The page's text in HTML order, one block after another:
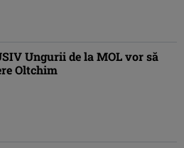
Ungurii de la MOL vor să
Oltchim